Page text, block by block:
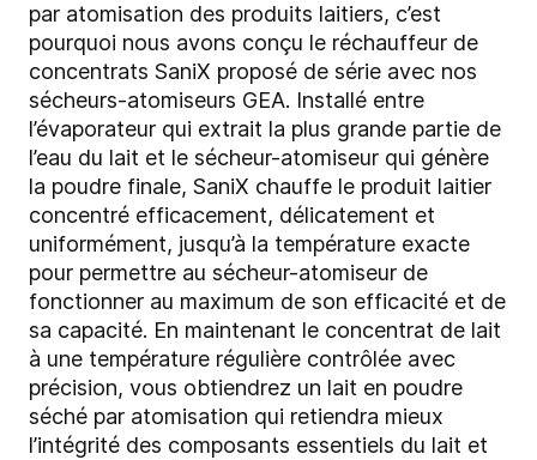
par atomisation des produits laitiers, c’est
pourquoi nous avons conçu le réchauffeur de
concentrats SaniX proposé de série avec nos
sécheurs-atomiseurs GEA. Installé entre
l’évaporateur qui extrait la plus grande partie de
l’eau du lait et le sécheur-atomiseur qui génère
la poudre finale, SaniX chauffe le produit laitier
concentré efficacement, délicatement et
uniformément, jusqu’à la température exacte
pour permettre au sécheur-atomiseur de
fonctionner au maximum de son efficacité et de
sa capacité. En maintenant le concentrat de lait
à une température régulière contrôlée avec
précision, vous obtiendrez un lait en poudre
séché par atomisation qui retiendra mieux
l’intégrité des composants essentiels du lait et